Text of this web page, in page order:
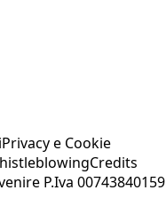
Privacy e Cookie
Credits
P.Iva 00743840159